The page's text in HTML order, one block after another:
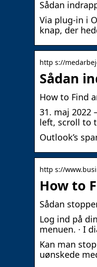
Sådan
Via plug-in i
knap, der
http s://
Sådan
How to Find
31. maj
left, scroll to
Outlook’s
http s://
How to
Sådan
Log ind på
menuen. · I
Kan man
uønskede